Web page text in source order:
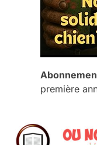
première